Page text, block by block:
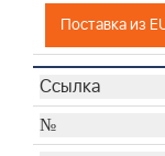
Поставка из